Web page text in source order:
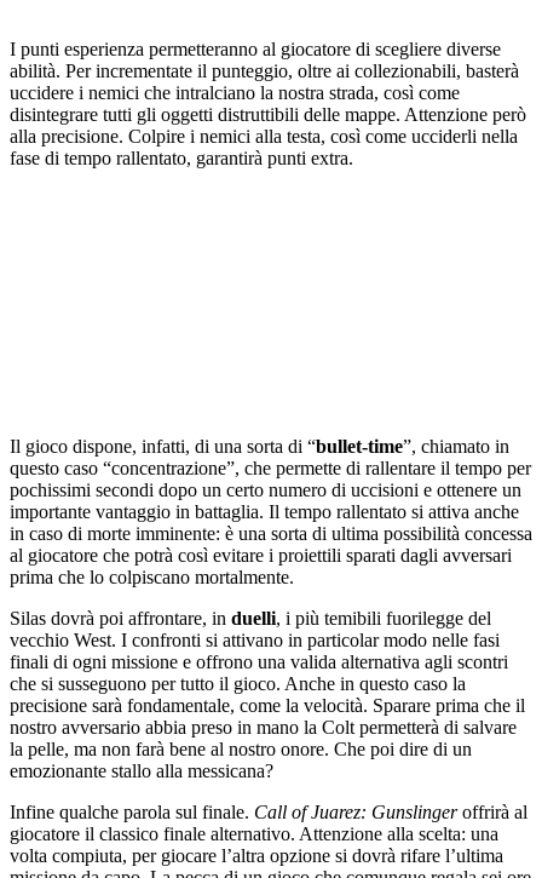
I punti esperienza permetteranno al giocatore di scegliere diverse
abilità. Per incrementate il punteggio, oltre ai collezionabili, basterà
uccidere i nemici che intralciano la nostra strada, così come
disintegrare tutti gli oggetti distruttibili delle mappe. Attenzione però
alla precisione. Colpire i nemici alla testa, così come ucciderli nella
fase di tempo rallentato, garantirà punti extra.
Il gioco dispone, infatti, di una sorta di “bullet-time”, chiamato in
questo caso “concentrazione”, che permette di rallentare il tempo per
pochissimi secondi dopo un certo numero di uccisioni e ottenere un
importante vantaggio in battaglia. Il tempo rallentato si attiva anche
in caso di morte imminente: è una sorta di ultima possibilità concessa
al giocatore che potrà così evitare i proiettili sparati dagli avversari
prima che lo colpiscano mortalmente.
Silas dovrà poi affrontare, in duelli, i più temibili fuorilegge del
vecchio West. I confronti si attivano in particolar modo nelle fasi
finali di ogni missione e offrono una valida alternativa agli scontri
che si susseguono per tutto il gioco. Anche in questo caso la
precisione sarà fondamentale, come la velocità. Sparare prima che il
nostro avversario abbia preso in mano la Colt permetterà di salvare
la pelle, ma non farà bene al nostro onore. Che poi dire di un
emozionante stallo alla messicana?
Infine qualche parola sul finale. Call of Juarez: Gunslingeroffrirà al
giocatore il classico finale alternativo. Attenzione alla scelta: una
volta compiuta, per giocare l’altra opzione si dovrà rifare l’ultima